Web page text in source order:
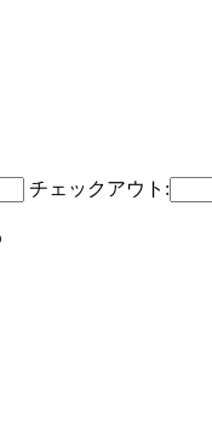
チェックアウト: